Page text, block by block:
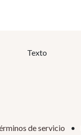
Texto
de servicio •